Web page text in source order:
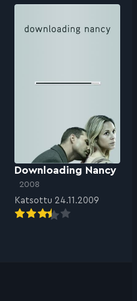
Downloading Nancy
2008
Katsottu 24.11.2009